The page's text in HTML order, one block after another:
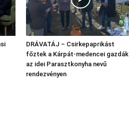
DRÁVATÁJ – Csirkepaprikást
főztek a Kárpát-medencei gazdák
az idei Parasztkonyha nevű
rendezvényen